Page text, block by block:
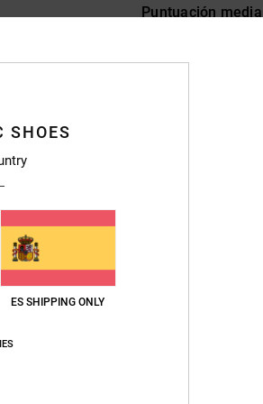
Puntuación media
4.8
calidad-precio
SHOES
ES SHIPPING ONLY